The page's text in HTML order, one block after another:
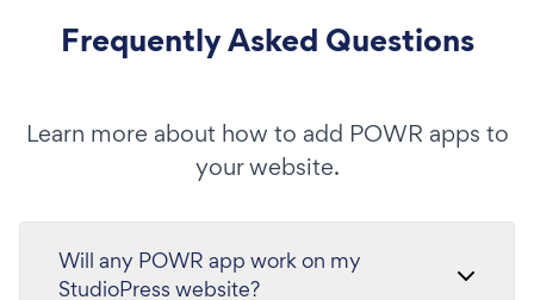
Frequently Asked Questions
Learn more about how to add POWR apps to
your website.
Will any POWR app work on my
StudioPress website?